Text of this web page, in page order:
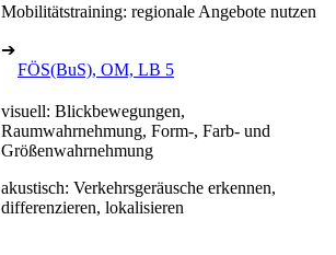
Mobilitätstraining: regionale Angebote nutzen
➔
FÖS(BuS), OM, LB 5
visuell: Blickbewegungen,
Raumwahrnehmung, Form-, Farb- und
Größenwahrnehmung
akustisch: Verkehrsgeräusche erkennen,
differenzieren, lokalisieren